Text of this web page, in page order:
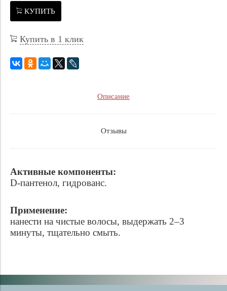
КУПИТЬ
Купить в 1 клик
Описание
Отзывы
Активные компоненты:
D-пантенол, гидрованс.
Применение:
нанести на чистые волосы, выдержать 2–3
минуты, тщательно смыть.